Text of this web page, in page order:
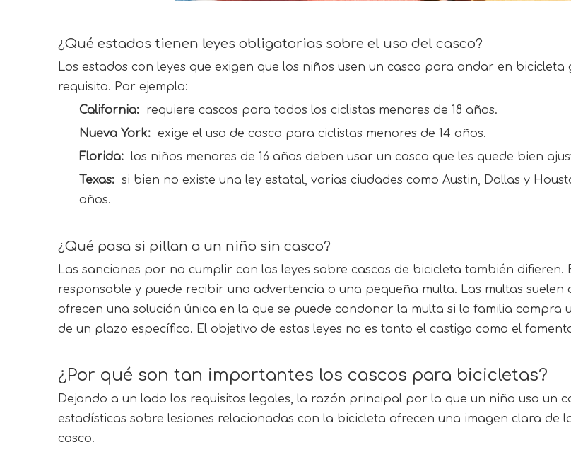
¿Qué estados tienen leyes obligatorias sobre el uso del casco?
Los estados con leyes que exigen que los niños usen un casco para andar en
requisito. Por ejemplo:
California:
requiere cascos para todos los ciclistas menores de 18 años.
Nueva York: exige el uso de casco para ciclistas menores de 14 años.
Florida: los niños menores de 16 años deben usar un casco que les quede bien
Texas: si bien no existe una ley estatal, varias ciudades como Austin, Dallas y
años.
¿Qué pasa si pillan a un niño sin casco?
Las sanciones por no cumplir con las leyes sobre cascos de bicicleta también
responsable y puede recibir una advertencia o una pequeña multa. Las multas suelen
ofrecen una solución única en la que se puede condonar la multa si la familia
de un plazo específico. El objetivo de estas leyes no es tanto el castigo como el
¿Por qué son tan importantes los cascos para bicicletas?
Dejando a un lado los requisitos legales, la razón principal por la que un niño usa un
estadísticas sobre lesiones relacionadas con la bicicleta ofrecen una imagen clara de
casco.